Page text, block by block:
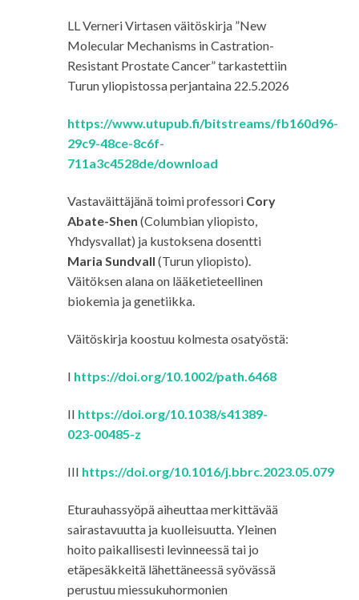
LL Verneri Virtasen väitöskirja ”New
Molecular Mechanisms in Castration-
Resistant Prostate Cancer” tarkastettiin
Turun yliopistossa perjantaina 22.5.2026
https://www.utupub.fi/bitstreams/fb160d96-
29c9-48ce-8c6f-
711a3c4528de/download
Vastaväittäjänä toimi professori Cory
Abate-Shen (Columbian yliopisto,
Yhdysvallat) ja kustoksena dosentti
Maria Sundvall (Turun yliopisto).
Väitöksen alana on lääketieteellinen
biokemia ja genetiikka.
Väitöskirja koostuu kolmesta osatyöstä:
I https://doi.org/10.1002/path.6468
II https://doi.org/10.1038/s41389-
023-00485-z
III https://doi.org/10.1016/j.bbrc.2023.05.079
Eturauhassyöpä aiheuttaa merkittävää
sairastavuutta ja kuolleisuutta. Yleinen
hoito paikallisesti levinneessä tai jo
etäpesäkkeitä lähettäneessä syövässä
perustuu miessukuhormonien